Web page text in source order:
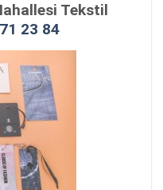
Tekstil
23 84